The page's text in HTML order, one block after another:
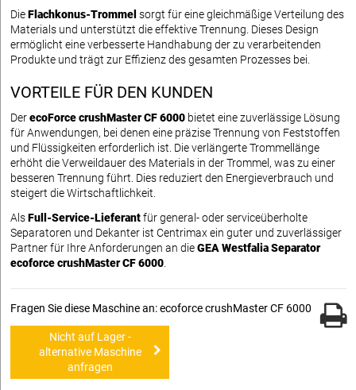
DieFlachkonus-Trommel sorgt für eine gleichmäßige Verteilung des
Materials und unterstützt die effektive Trennung. Dieses Design
ermöglicht eine verbesserte Handhabung der zu verarbeitenden
Produkte und trägt zur Effizienz des gesamten Prozesses bei.
VORTEILE FÜR DEN KUNDEN
DerecoForce crushMaster CF 6000 bietet eine zuverlässige Lösung
für Anwendungen, bei denen eine präzise Trennung von Feststoffen
und Flüssigkeiten erforderlich ist. Die verlängerte Trommellänge
erhöht die Verweildauer des Materials in der Trommel, was zu einer
besseren Trennung führt. Dies reduziert den Energieverbrauch und
steigert die Wirtschaftlichkeit.
AlsFull-Service-Lieferantfür general- oder serviceüberholte
Separatoren und Dekanter ist Centrimax ein guter und zuverlässiger
Partner für Ihre Anforderungen an dieGEA Westfalia Separator
ecoforce crushMaster CF 6000
Fragen Sie diese Maschine an: ecoforce crushMaster CF 6000
Nicht auf Lager -
alternative Maschine
anfragen